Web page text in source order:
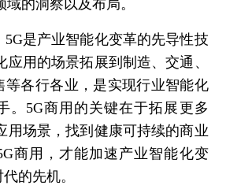
的洞察以及布局。
是产业智能化变革的先导性技
应用的场景拓展到制造、交通、
等各行各业，是实现行业智能化
。5G商用的关键在于拓展更多
用场景，找到健康可持续的商业
商用，才能加速产业智能化变
的先机。